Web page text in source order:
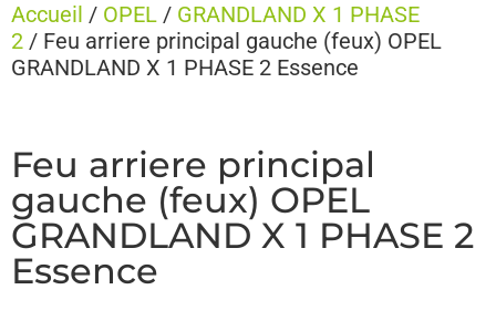
Accueil / OPEL / GRANDLAND X 1 PHASE
2 / Feu arriere principal gauche (feux) OPEL
GRANDLAND X 1 PHASE 2 Essence
Feu arriere principal
gauche (feux) OPEL
GRANDLAND X 1 PHASE 2
Essence